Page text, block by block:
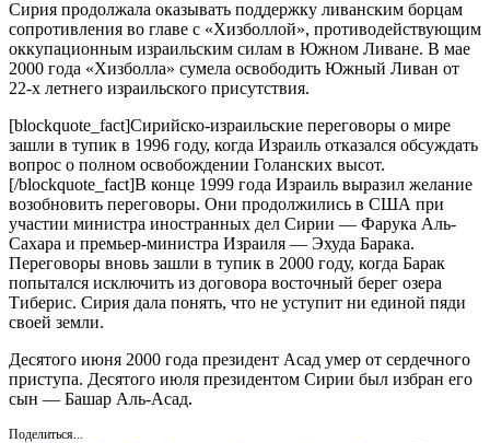
Сирия продолжала оказывать поддержку ливанским борцам
сопротивления во главе с «Хизболлой», противодействующим
оккупационным израильским силам в Южном Ливане. В мае
2000 года «Хизболла» сумела освободить Южный Ливан от
22-х летнего израильского присутствия.
[blockquote_fact]Сирийско-израильские переговоры о мире
зашли в тупик в 1996 году, когда Израиль отказался обсуждать
вопрос о полном освобождении Голанских высот.
[/blockquote_fact]В конце 1999 года Израиль выразил желание
возобновить переговоры. Они продолжились в США при
участии министра иностранных дел Сирии — Фарука Аль-
Сахара и премьер-министра Израиля — Эхуда Барака.
Переговоры вновь зашли в тупик в 2000 году, когда Барак
попытался исключить из договора восточный берег озера
Тиберис. Сирия дала понять, что не уступит ни единой пяди
своей земли.
Десятого июня 2000 года президент Асад умер от сердечного
приступа. Десятого июля президентом Сирии был избран его
сын — Башар Аль-Асад.
Поделиться...